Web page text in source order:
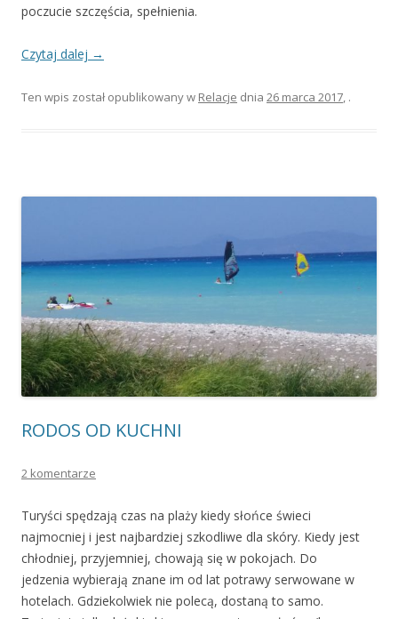
poczucie szczęścia, spełnienia.
Czytaj dalej →
Ten wpis został opublikowany w Relacje dnia 26 marca 2017, .
RODOS OD KUCHNI
2 komentarze
Turyści spędzają czas na plaży kiedy słońce świeci
najmocniej i jest najbardziej szkodliwe dla skóry. Kiedy jest
chłodniej, przyjemniej, chowają się w pokojach. Do
jedzenia wybierają znane im od lat potrawy serwowane w
hotelach. Gdziekolwiek nie polecą, dostaną to samo.